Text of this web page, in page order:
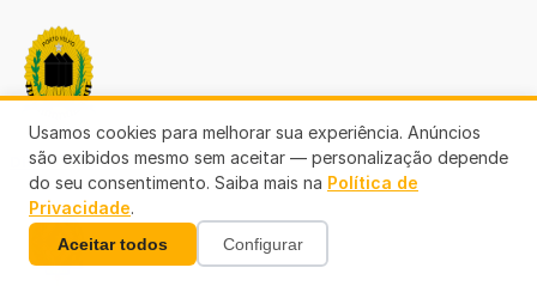
Diário Prefeitura de Porto Velho
Usamos cookies para melhorar sua experiência. Anúncios
são exibidos mesmo sem aceitar — personalização depende
do seu consentimento. Saiba mais na Política de
Privacidade.
Aceitar todos Configurar